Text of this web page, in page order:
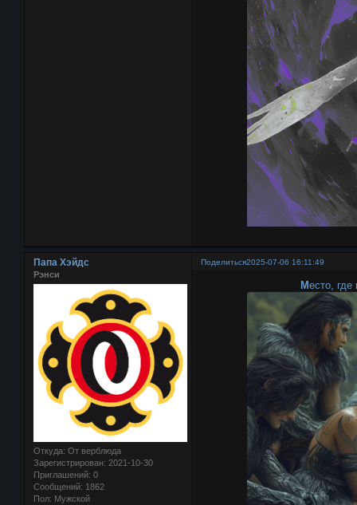
Поделиться2025-07-06 16:11:49
Папа Хэйдс
Рэнси
Откуда: От верблюда
Зарегистрирован: 2021-10-30
Приглашений: 0
Сообщений: 1862
Пол: Мужской
Место,